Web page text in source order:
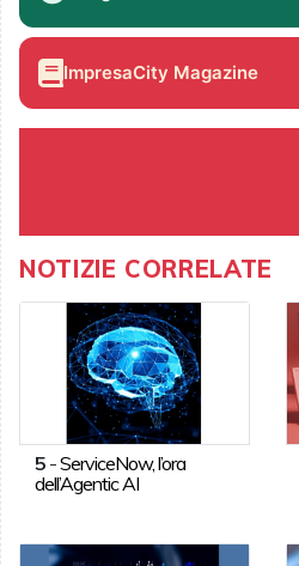
ImpresaCity Magazine
NOTIZIE CORRELATE
5-ServiceNow, l’ora
dell’Agentic AI